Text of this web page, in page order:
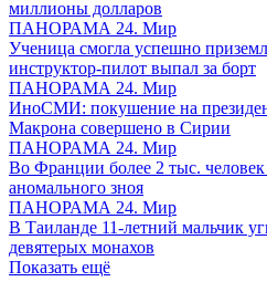
миллионы долларов
ПАНОРАМА 24. Мир
Ученица смогла успешно
инструктор-пилот выпал за борт
ПАНОРАМА 24. Мир
ИноСМИ: покушение на
Макрона совершено в Сирии
ПАНОРАМА 24. Мир
Во Франции более 2 тыс.
аномального зноя
ПАНОРАМА 24. Мир
В Таиланде 11-летний мальчик
девятерых монахов
Показать ещё